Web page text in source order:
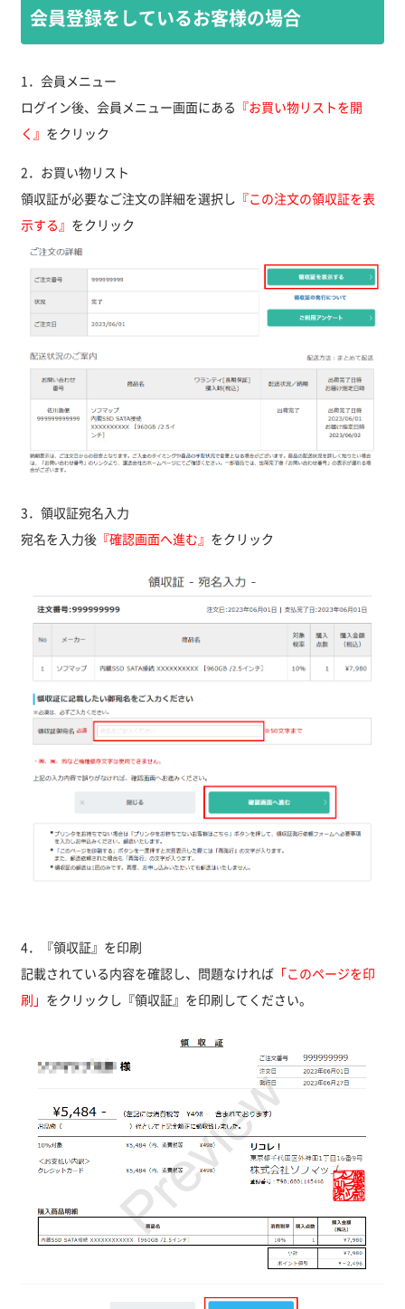
会員登録をしているお客様の場合
1．会員メニュー
ログイン後、会員メニュー画面にある 『お買い物リストを開
く』 をクリック
2．お買い物リスト
領収証が必要なご注文の詳細を選択し 『この注文の領収証を表
示する』 をクリック
3．領収証宛名入力
宛名を入力後 『確認画面へ進む』 をクリック
4．『領収証』を印刷
記載されている内容を確認し、問題なければ 「このページを印
刷」 をクリックし『領収証』を印刷してください。